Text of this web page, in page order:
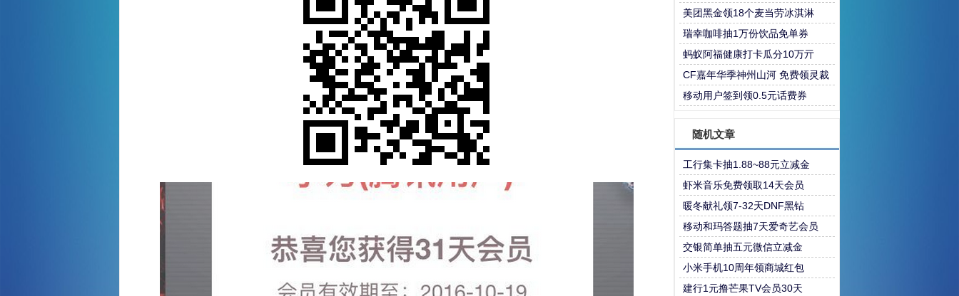
美团黑金领18个麦当劳冰淇淋
瑞幸咖啡抽1万份饮品免单券
蚂蚁阿福健康打卡瓜分10万亓
CF嘉年华季神州山河 免费领灵裁
决18周年派对等
移动用户签到领0.5元话费券
随机文章
工行集卡抽1.88~88元立减金
虾米音乐免费领取14天会员
暖冬献礼领7-32天DNF黑钻
移动和玛答题抽7天爱奇艺会员
交银简单抽五元微信立减金
小米手机10周年领商城红包
建行1元撸芒果TV会员30天